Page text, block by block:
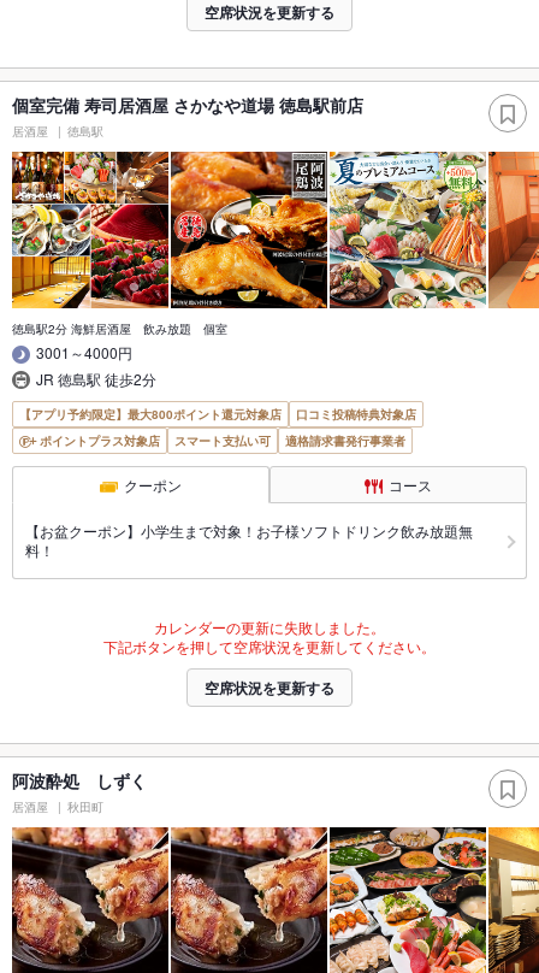
空席状況を更新する
個室完備 寿司居酒屋 さかなや道場 徳島駅前店
居酒屋 徳島駅
徳島駅2分 海鮮居酒屋 飲み放題 個室
3001～4000円
JR 徳島駅 徒歩2分
【アプリ予約限定】最大800ポイント還元対象店
口コミ投稿特典対象店
ポイントプラス対象店
スマート支払い可 適格請求書発行事業者
クーポン コース
【お盆クーポン】小学生まで対象！お子様ソフトドリンク飲み放題無
料！
カレンダーの更新に失敗しました。
下記ボタンを押して空席状況を更新してください。
空席状況を更新する
阿波酔処 しずく
居酒屋 秋田町